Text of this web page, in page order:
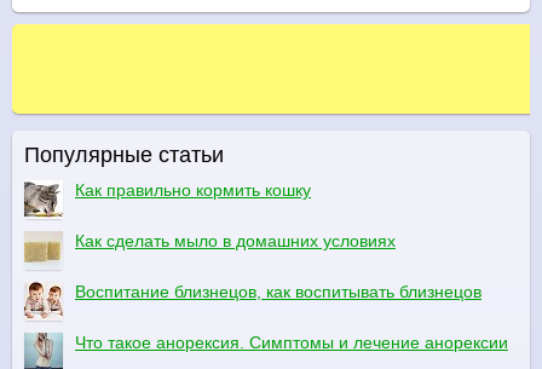
Популярные статьи
Как правильно кормить кошку
Как сделать мыло в домашних условиях
Воспитание близнецов, как воспитывать близнецов
Что такое анорексия. Симптомы и лечение анорексии